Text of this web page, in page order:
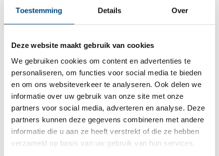
Toestemming Details Over
Deze website maakt gebruik van cookies
We gebruiken cookies om content en advertenties te
personaliseren, om functies voor social media te bieden
en om ons websiteverkeer te analyseren. Ook delen we
informatie over uw gebruik van onze site met onze
partners voor social media, adverteren en analyse. Deze
partners kunnen deze gegevens combineren met andere
informatie die u aan ze heeft verstrekt of die ze hebben
verzameld op basis van uw gebruik van hun services.
Toezichtsvisie Entrea Lindenhout
Beleid onkosten, geschenken en
uitnodigingen RvB